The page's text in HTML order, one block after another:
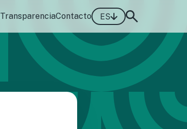
TransparenciaContacto ES